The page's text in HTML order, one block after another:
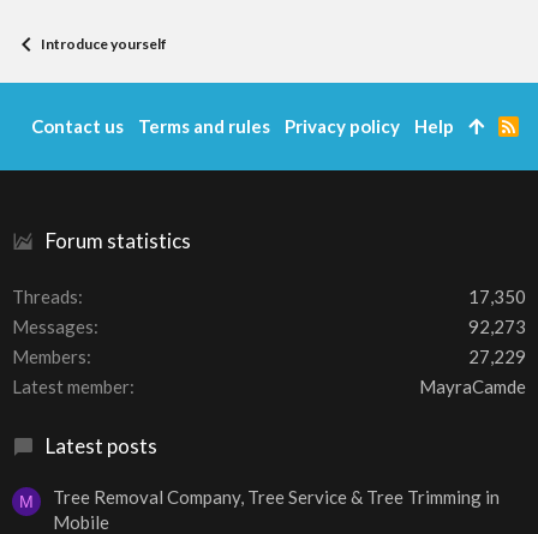
Introduce yourself
Forum statistics
Threads
17,350
Messages
92,273
Members
27,229
Latest member
MayraCamde
Latest posts
M
Tree Removal Company, Tree Service & Tree Trimming in
Mobile
Contact us Terms and rules Privacy policy Help
R
S